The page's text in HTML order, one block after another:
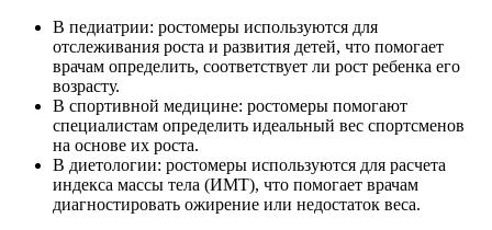
В педиатрии: ростомеры используются для
отслеживания роста и развития детей, что помогает
врачам определить, соответствует ли рост ребенка его
возрасту.
В спортивной медицине: ростомеры помогают
специалистам определить идеальный вес спортсменов
на основе их роста.
В диетологии: ростомеры используются для расчета
индекса массы тела (ИМТ), что помогает врачам
диагностировать ожирение или недостаток веса.